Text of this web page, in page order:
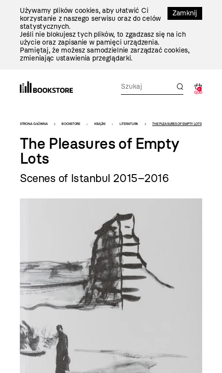
Zamknij
Używamy plików cookies, aby ułatwić Ci
korzystanie z naszego serwisu oraz do celów
statystycznych.
Jeśli nie blokujesz tych plików, to zgadzasz się na ich
użycie oraz zapisanie w pamięci urządzenia.
Pamiętaj, że możesz samodzielnie zarządzać cookies,
zmieniając ustawienia przeglądarki.
0
0,00
Bookstore
-
szablon
szczegóły
STRONA GŁÓWNA BOOKSTORE KSIĄŻKI LITERATURA THE PLEASURES OF EMPTY LOTS
The Pleasures of Empty
Lots
Scenes of Istanbul 2015–2016